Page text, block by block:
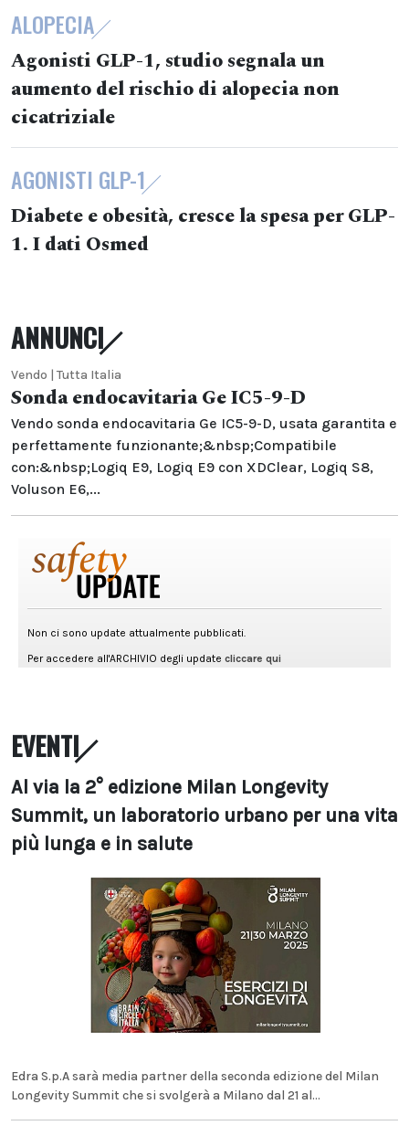
ALOPECIA
Agonisti GLP-1, studio segnala un
aumento del rischio di alopecia non
cicatriziale
AGONISTI GLP-1
Diabete e obesità, cresce la spesa per GLP-
1. I dati Osmed
ANNUNCI
Vendo | Tutta Italia
Sonda endocavitaria Ge IC5-9-D
Vendo sonda endocavitaria Ge IC5-9-D, usata garantita e
perfettamente funzionante;&nbsp;Compatibile
con:&nbsp;Logiq E9, Logiq E9 con XDClear, Logiq S8,
Voluson E6,...
EVENTI
Al via la 2° edizione Milan Longevity
Summit, un laboratorio urbano per una vita
più lunga e in salute
Edra S.p.A sarà media partner della seconda edizione del Milan
Longevity Summit che si svolgerà a Milano dal 21 al...